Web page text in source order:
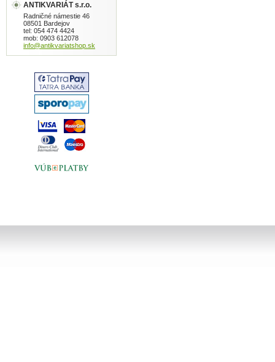
ANTIKVARIÁT s.r.o.
Radničné námestie 46
08501 Bardejov
tel: 054 474 4424
mob: 0903 612078
info@antikvariatshop.sk